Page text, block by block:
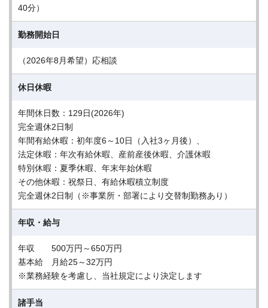
40分）
勤務開始日
（2026年8月希望）応相談
休日休暇
年間休日数：129日(2026年)
完全週休2日制
年間有給休暇：初年度6～10日（入社3ヶ月後）、
法定休暇：年次有給休暇、産前産後休暇、介護休暇
特別休暇：夏季休暇、年末年始休暇
その他休暇：祝祭日、有給休暇積立制度
完全週休2日制（※事業所・部署により交替制勤務あり）
年収・給与
年収 500万円～650万円
基本給 月給25～32万円
※業務経験を考慮し、当社規定により決定します
諸手当